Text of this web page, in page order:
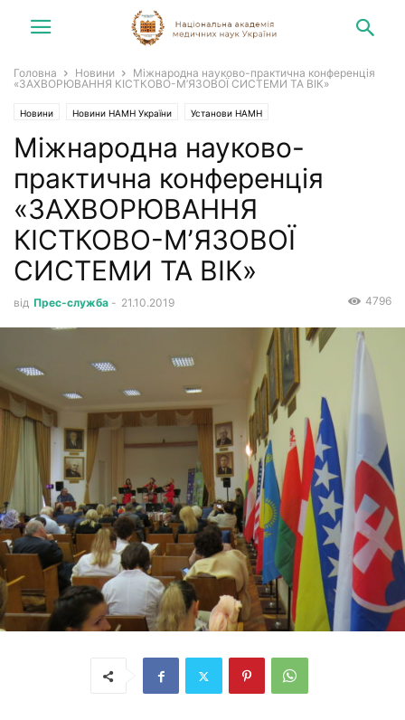
Головна Новини
Міжнародна науково-практична конференція
«ЗАХВОРЮВАННЯ КІСТКОВО-М’ЯЗОВОЇ СИСТЕМИ ТА ВІК»
Новини Новини НАМН України Установи НАМН
Міжнародна науково-
практична конференція
«ЗАХВОРЮВАННЯ
КІСТКОВО-М’ЯЗОВОЇ
СИСТЕМИ ТА ВІК»
від Прес-служба - 21.10.2019 4796